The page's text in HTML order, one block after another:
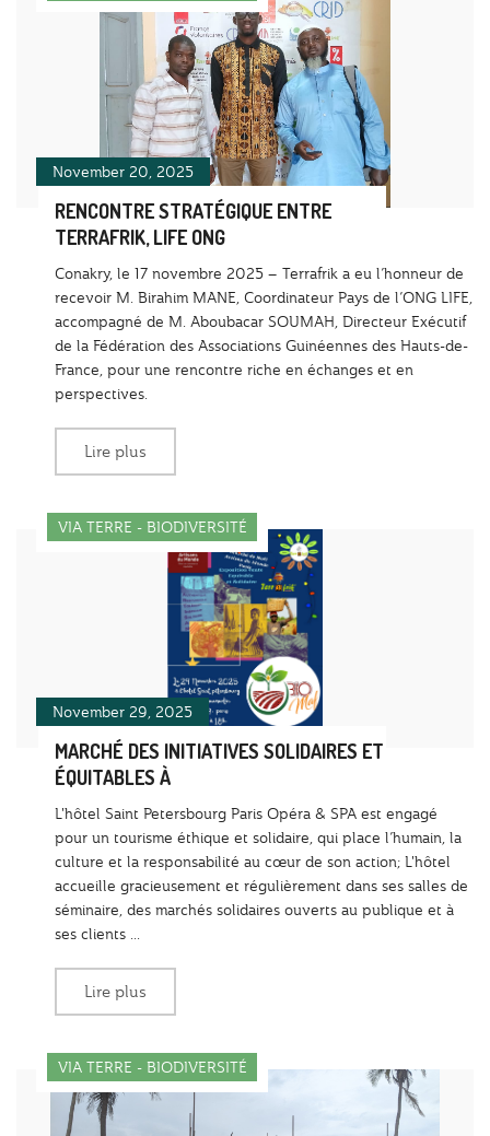
November 20, 2025
RENCONTRE STRATÉGIQUE ENTRE
TERRAFRIK, LIFE ONG
Conakry, le 17 novembre 2025 – Terrafrik a eu l’honneur de
recevoir M. Birahim MANE, Coordinateur Pays de l’ONG LIFE,
accompagné de M. Aboubacar SOUMAH, Directeur Exécutif
de la Fédération des Associations Guinéennes des Hauts-de-
France, pour une rencontre riche en échanges et en
perspectives.
Lire plus
November 29, 2025
VIA TERRE - BIODIVERSITÉ
MARCHÉ DES INITIATIVES SOLIDAIRES ET
ÉQUITABLES À
L'hôtel Saint Petersbourg Paris Opéra & SPA est engagé
pour un tourisme éthique et solidaire, qui place l’humain, la
culture et la responsabilité au cœur de son action; L'hôtel
accueille gracieusement et régulièrement dans ses salles de
séminaire, des marchés solidaires ouverts au publique et à
ses clients ...
Lire plus
VIA TERRE - BIODIVERSITÉ